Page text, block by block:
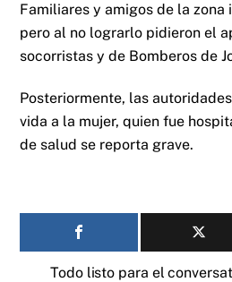
Familiares y amigos de la
pero al no lograrlo pidieron el
socorristas y de Bomberos de
Posteriormente, las
vida a la mujer, quien fue
de salud se reporta grave.
Todo listo para el